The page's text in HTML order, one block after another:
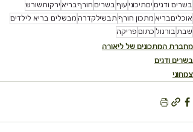
בשרים ודגים יםתיכוני עוף בשרים חורףבריא ירקותשורש
אוכליםבריא מתכון חורף תבשילקדרה מבשלים בריא לילדים
שבת בורגול כתום פריקה
מחברת המתכונים של ליאורה
בשרים ודגים
צמחוני